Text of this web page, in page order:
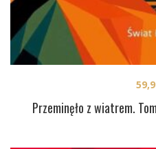
Przeminęło z wiatrem.